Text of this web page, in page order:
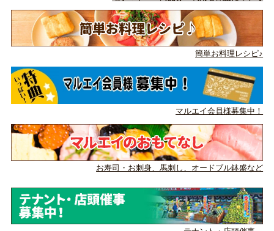
簡単お料理レシピ♪
マルエイ会員様募集中！
お寿司・お刺身、馬刺し、 オードブル鉢盛など